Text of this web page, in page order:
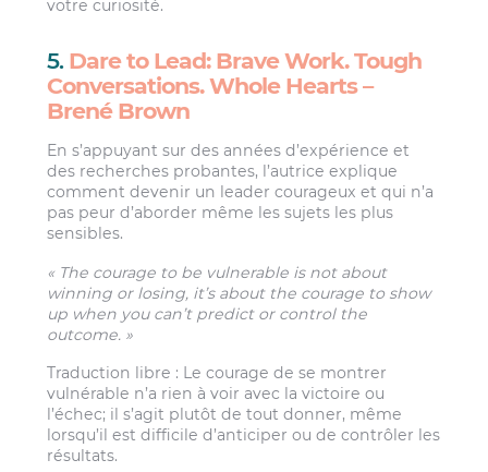
votre curiosité.
5. Dare to Lead: Brave Work. Tough
Conversations. Whole Hearts –
Brené Brown
En s’appuyant sur des années d’expérience et
des recherches probantes, l’autrice explique
comment devenir un leader courageux et qui n’a
pas peur d’aborder même les sujets les plus
sensibles.
« The courage to be vulnerable is not about
winning or losing, it’s about the courage to show
up when you can’t predict or control the
outcome. »
Traduction libre : Le courage de se montrer
vulnérable n’a rien à voir avec la victoire ou
l’échec; il s’agit plutôt de tout donner, même
lorsqu’il est difficile d’anticiper ou de contrôler les
résultats.